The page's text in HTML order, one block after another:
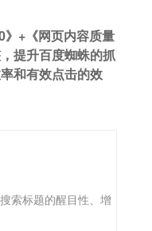
+《网页内容质量
提升百度蜘蛛的抓
和有效点击的效
索标题的醒目性、增